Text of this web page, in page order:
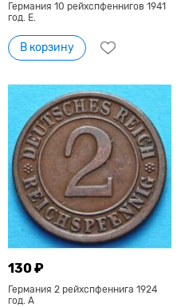
Германия 10 рейхспфеннигов 1941
год. Е.
В корзину
130 ₽
Германия 2 рейхспфеннига 1924
год. А